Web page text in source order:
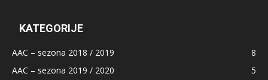
KATEGORIJE
AAC – sezona 2018 / 2019
8
AAC – sezona 2019 / 2020
5